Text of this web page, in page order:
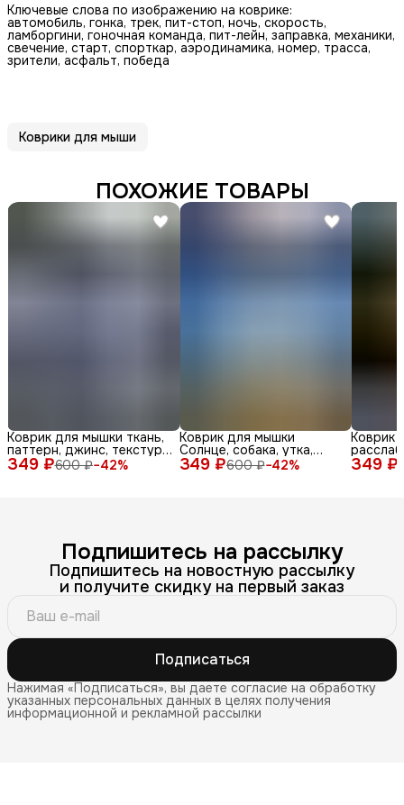
Ключевые слова по изображению на коврике:
автомобиль, гонка, трек, пит-стоп, ночь, скорость,
ламборгини, гоночная команда, пит-лейн, заправка, механики,
свечение, старт, спорткар, аэродинамика, номер, трасса,
зрители, асфальт, победа
Коврики для мыши
ПОХОЖИЕ ТОВАРЫ
349 ₽600 ₽−42%
Коврик для мышки ткань,
паттерн, джинс, текстура,
синий, бел 349 ₽600 ₽−42%
Коврик для мышки
Солнце, собака, утка,
очки, море, доска, ле 349 ₽
Коврик
Подпишитесь на рассылку
Подпишитесь на новостную рассылку
и получите скидку на первый заказ
Подписаться
Нажимая «Подписаться», вы даете согласие на обработку
указанных персональных данных в целях получения
информационной и рекламной рассылки